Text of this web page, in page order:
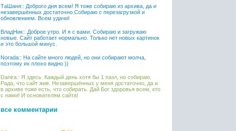
ТаШаня:: Доброго дня всем! Я тоже собираю из архива, да и
незавершённых достаточно.Собираю с перезагрузкой и
обновлением. Всем удачи!
ВладНик:: Доброе утро. И я с вами. Собираю и загружаю
новые. Сайт работает нормально. Только нет новых картинок
и это большой минус.
Norada:: На сайте много людей, но они собирают молча,
поэтому их плохо видно ))
Danira:: Я здесь. Каждый день хотя бы 1 пазл, но собираю.
Рада, что сайт жив. Незавершённых у меня достаточно, да и
в архиве тоже есть, что собирать. Дай Бог здоровья всем, кто
с нами! И основателям сайта!
все комментарии